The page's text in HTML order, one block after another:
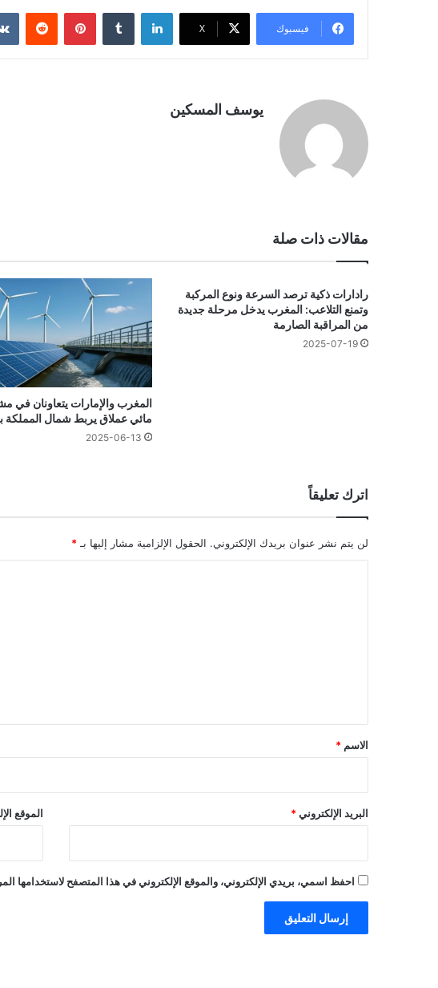
فيسبوك ‫X
لينكدإن بينتيريست
يوسف المسكين
مقالات ذات صلة
رادارات ذكية ترصد السرعة ونوع المركبة
وتمنع التلاعب: المغرب يدخل مرحلة جديدة
من المراقبة الصارمة
2025-07-19
المغرب والإمارات يتعاونان في
مائي عملاق يربط شمال المملكة
2025-06-13
اترك تعليقاً
لن يتم نشر عنوان بريدك الإلكتروني. الحقول الإلزامية مشار إليها بـ *
*
الاسم *
البريد الإلكتروني * الموقع
احفظ اسمي، بريدي الإلكتروني، والموقع الإلكتروني في هذا المتصفح لاستخدامها